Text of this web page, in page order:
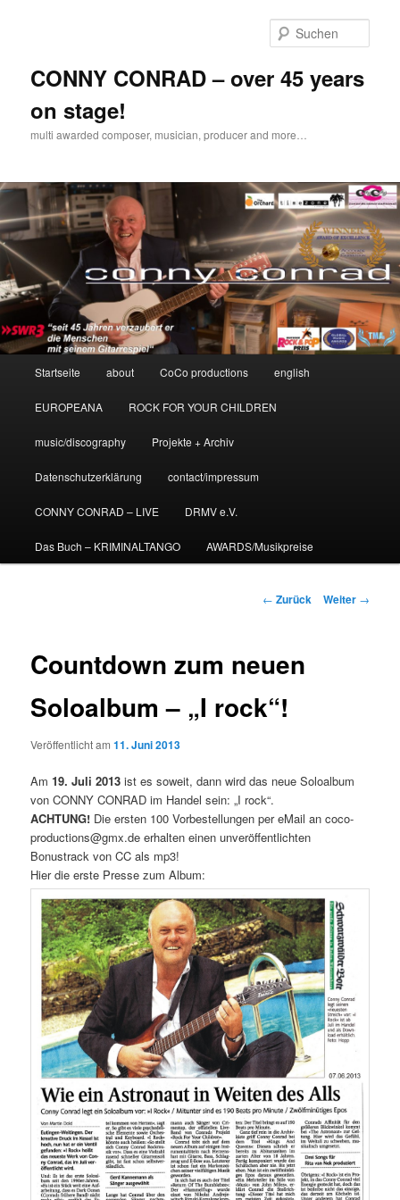
CONNY CONRAD – over 45 years
on stage!
multi awarded composer, musician, producer and more…
Startseite about CoCo productions english
EUROPEANA ROCK FOR YOUR CHILDREN
music/discography Projekte + Archiv
Datenschutzerklärung contact/impressum
CONNY CONRAD – LIVE DRMV e.V.
Das Buch – KRIMINALTANGO AWARDS/Musikpreise
Beitrags-
← Zurück Weiter →
Countdown zum neuen
Soloalbum – „I rock“!
Veröffentlicht am11. Juni 2013
Am19. Juli 2013 ist es soweit, dann wird das neue Soloalbum
von CONNY CONRAD im Handel sein: „I rock“.
ACHTUNG! Die ersten 100 Vorbestellungen per eMail an coco-
productions@gmx.de erhalten einen unveröffentlichten
Bonustrack von CC als mp3!
Hier die erste Presse zum Album: